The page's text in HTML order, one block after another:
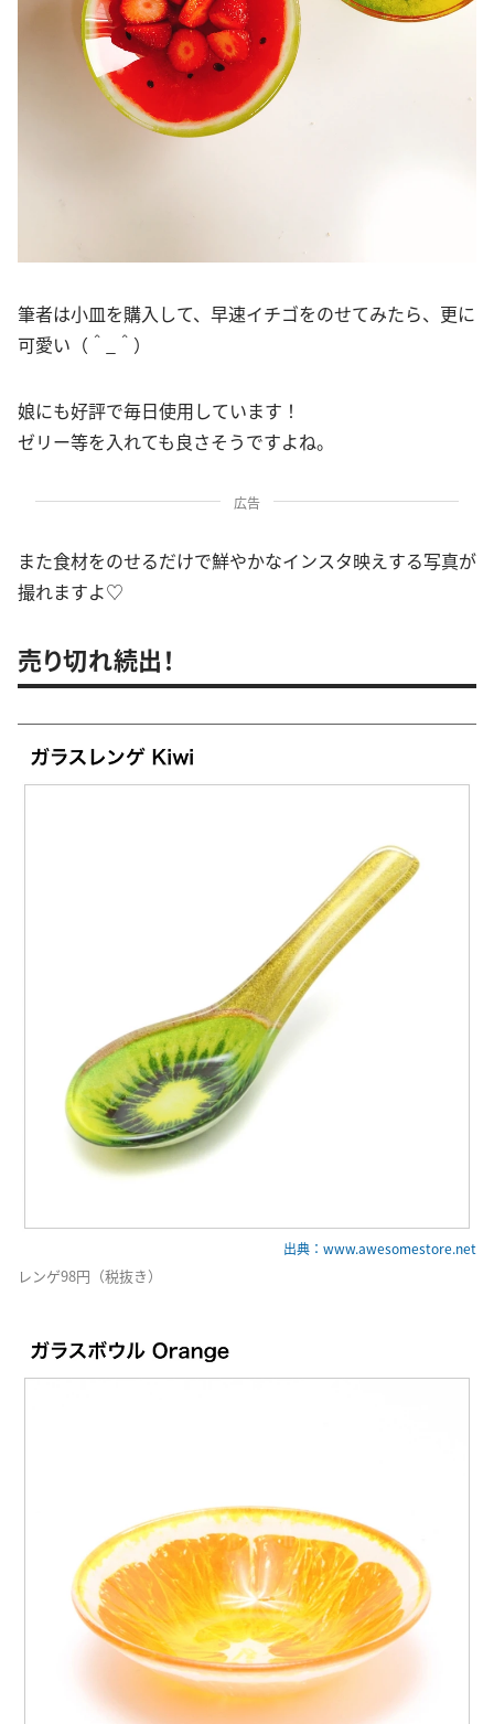
筆者は小皿を購入して、早速イチゴをのせてみたら、更に
可愛い（＾_＾）
娘にも好評で毎日使用しています！
ゼリー等を入れても良さそうですよね。
広告
また食材をのせるだけで鮮やかなインスタ映えする写真が
撮れますよ♡
売り切れ続出！
出典：www.awesomestore.net
レンゲ98円（税抜き）